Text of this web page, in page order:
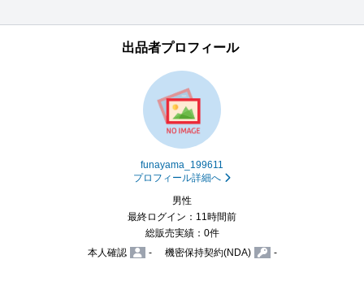
出品者プロフィール
funayama_199611
プロフィール詳細へ
男性
最終ログイン：11時間前
総販売実績：0件
本人確認
- 機密保持契約(NDA) -